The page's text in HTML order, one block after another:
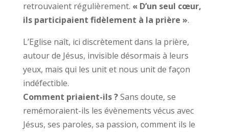
retrouvaient régulièrement. « D’un seul cœur,
ils participaient fidèlement à la prière ».
L’Eglise naît, ici discrètement dans la prière,
autour de Jésus, invisible désormais à leurs
yeux, mais qui les unit et nous unit de façon
indéfectible.
Comment priaient-ils ?Sans doute, se
remémoraient-ils les évènements vécus avec
Jésus, ses paroles, sa passion, comment ils le